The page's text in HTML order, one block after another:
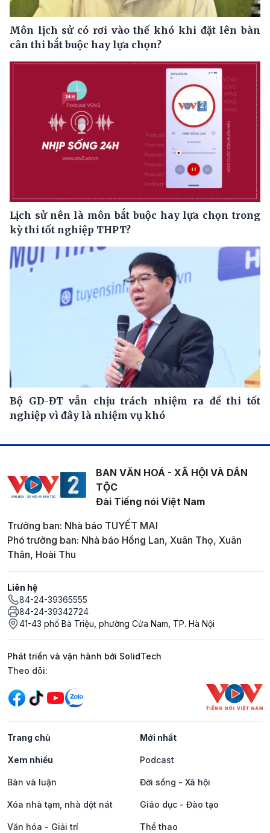
Môn lịch sử có rơi vào thế khó khi đặt lên bàn
cân thi bắt buộc hay lựa chọn?
Lịch sử nên là môn bắt buộc hay lựa chọn trong
kỳ thi tốt nghiệp THPT?
Bộ GD-ĐT vẫn chịu trách nhiệm ra đề thi tốt
nghiệp vì đây là nhiệm vụ khó
BAN VĂN HOÁ - XÃ HỘI VÀ DÂN
TỘC
Đài Tiếng nói Việt Nam
Trưởng ban: Nhà báo TUYẾT MAI
Phó trưởng ban: Nhà báo Hồng Lan, Xuân Thọ, Xuân
Thân, Hoài Thu
Liên hệ
84-24-39365555
84-24-39342724
41-43 phố Bà Triệu, phường Cửa Nam, TP. Hà Nội
Phát triển và vận hành bởi SolidTech
Mạng xã hội
Theo dõi:
Trang chủ Mới nhất
Xem nhiều Podcast
Bàn và luận Đời sống - Xã hội
Xóa nhà tạm, nhà dột nát Giáo dục - Đào tạo
Văn hóa - Giải trí Thể thao